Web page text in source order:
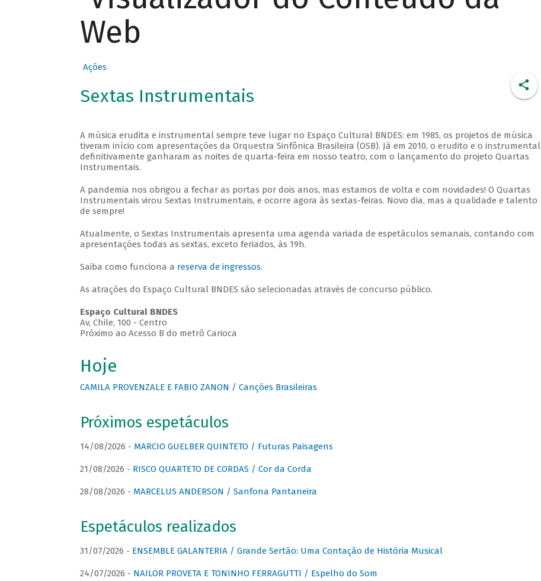
Web
Ações
Sextas Instrumentais
A música erudita e instrumental sempre teve lugar no Espaço Cultural BNDES: em 1985, os projetos de música
tiveram início com apresentações da Orquestra Sinfônica Brasileira (OSB). Já em 2010, o erudito e o instrumental
definitivamente ganharam as noites de quarta-feira em nosso teatro, com o lançamento do projeto Quartas
Instrumentais.
A pandemia nos obrigou a fechar as portas por dois anos, mas estamos de volta e com novidades! O Quartas
Instrumentais virou Sextas Instrumentais, e ocorre agora às sextas-feiras. Novo dia, mas a qualidade e talento
de sempre!
Atualmente, o Sextas Instrumentais apresenta uma agenda variada de espetáculos semanais, contando com
apresentações todas as sextas, exceto feriados, às 19h.
Saiba como funciona a reserva de ingressos.
As atrações do Espaço Cultural BNDES são selecionadas através de concurso público.
Espaço Cultural BNDES
Av, Chile, 100 - Centro
Próximo ao Acesso B do metrô Carioca
Hoje
CAMILA PROVENZALE E FABIO ZANON / Canções Brasileiras
Próximos espetáculos
14/08/2026 - MARCIO GUELBER QUINTETO / Futuras Paisagens
21/08/2026 - RISCO QUARTETO DE CORDAS / Cor da Corda
28/08/2026 - MARCELUS ANDERSON / Sanfona Pantaneira
Espetáculos realizados
31/07/2026 - ENSEMBLE GALANTERIA / Grande Sertão: Uma Contação de História Musical
24/07/2026 - NAILOR PROVETA E TONINHO FERRAGUTTI / Espelho do Som